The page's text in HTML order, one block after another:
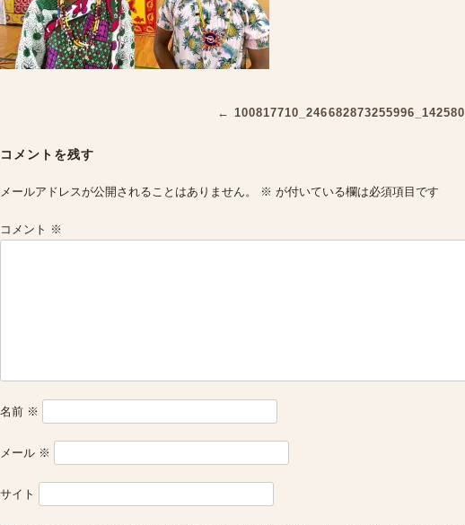
←
コメントを残す
メールアドレスが公開されることはありません。 ※ が付いている欄は必須項目です
コメント ※
名前 ※
メール ※
サイト